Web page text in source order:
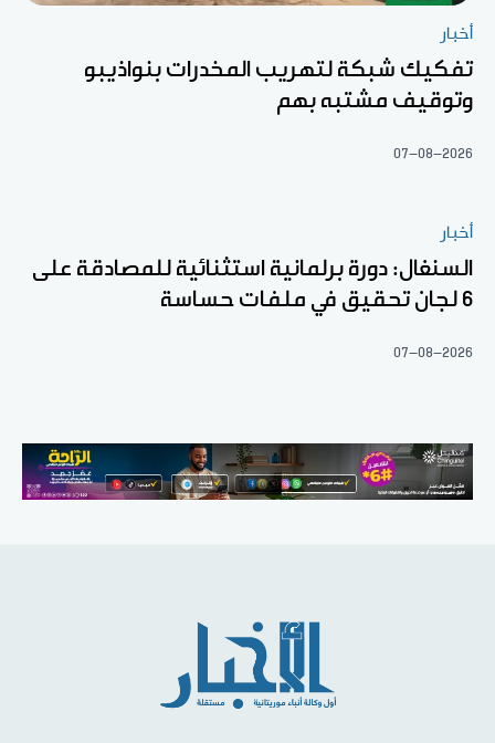
أخبار
تفكيك شبكة لتهريب المخدرات بنواذيبو
وتوقيف مشتبه بهم
07-08-2026
أخبار
السنغال: دورة برلمانية استثنائية للمصادقة على
6 لجان تحقيق في ملفات حساسة
07-08-2026